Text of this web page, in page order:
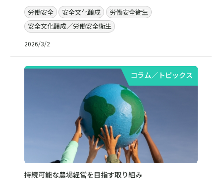
労働安全 安全文化醸成
労働安全衛生
安全文化醸成／労働安全衛生
2026/3/2
コラム／トピックス
持続可能な農場経営を目指す取り組み